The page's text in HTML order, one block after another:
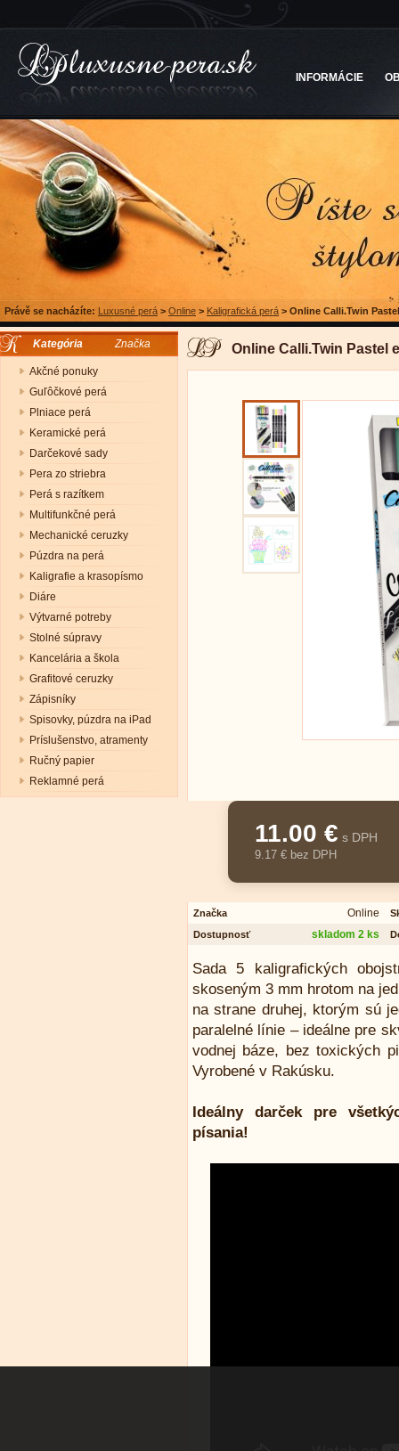
INFORMÁCIE
Právě se nacházíte: Luxusné perá > Online > Kaligrafická perá > Online Calli.Twin
Kategória Značka
Akčné ponuky
Guľôčkové perá
Plniace perá
Keramické perá
Darčekové sady
Pera zo striebra
Perá s razítkem
Multifunkčné perá
Mechanické ceruzky
Púzdra na perá
Kaligrafie a krasopísmo
Diáre
Výtvarné potreby
Stolné súpravy
Kancelária a škola
Grafitové ceruzky
Zápisníky
Spisovky, púzdra na iPad
Príslušenstvo, atramenty
Ručný papier
Reklamné perá
Online Calli.Twin Pastel
11.00 € s DPH
9.17 € bez DPH
Značka Online
Dostupnosť
skladom 2 ks
Sada 5 kaligrafických
skoseným 3 mm hrotom na
na strane druhej, ktorým sú
paralelné línie – ideálne pre
vodnej báze, bez toxických
Vyrobené v Rakúsku.
Ideálny darček pre
písania!